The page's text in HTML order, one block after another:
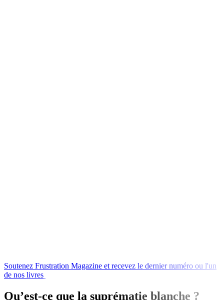
Soutenez Frustration Magazine et recevez le dernier numéro ou l'un
de nos livres
Qu’est-ce que la suprématie blanche ?